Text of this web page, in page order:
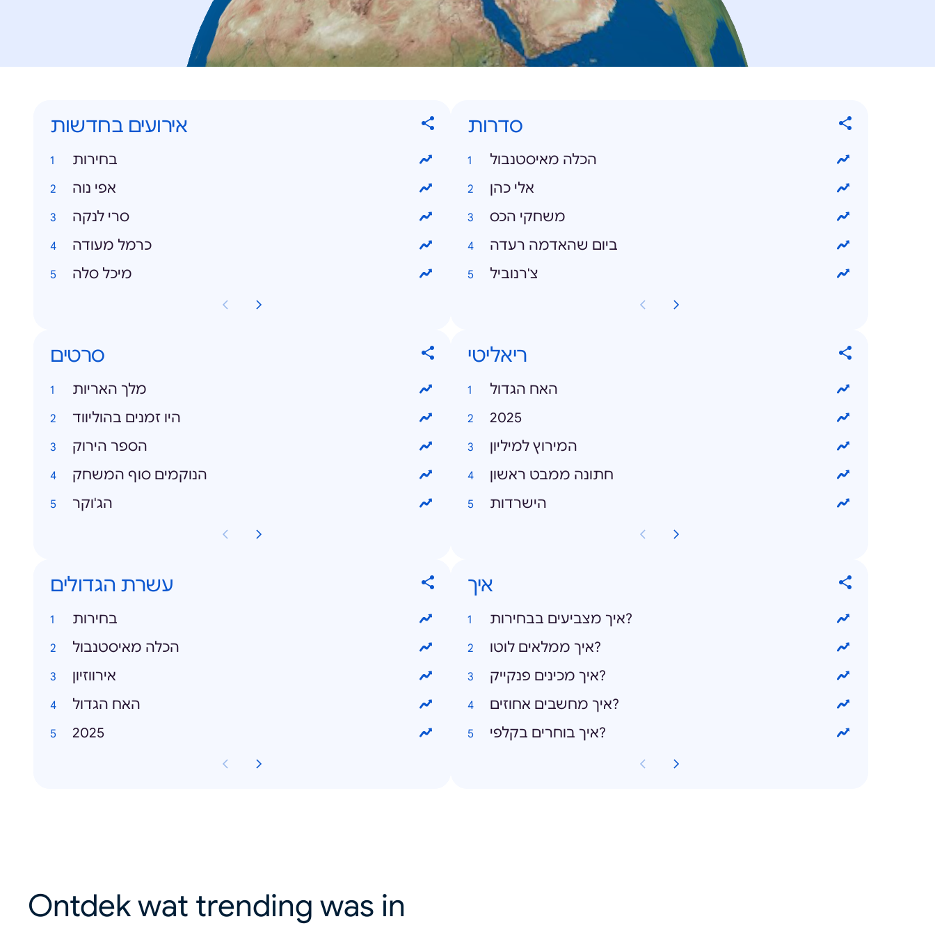
אירועים בחדשות
בחירות
אפי נוה
סרי לנקה
כרמל מעודה
מיכל סלה
סדרות
הכלה מאיסטנבול
אלי כהן
משחקי הכס
ביום שהאדמה רעדה
צ'רנוביל
סרטים
מלך האריות
היו זמנים בהוליווד
הספר הירוק
הנוקמים סוף המשחק
הג'וקר
ריאליטי
האח הגדול
2025
המירוץ למיליון
חתונה ממבט ראשון
הישרדות
עשרת הגדולים
בחירות
הכלה מאיסטנבול
אירווזיון
האח הגדול
2025
איך
איך מצביעים בבחירות?
איך ממלאים לוטו?
איך מכינים פנקייק?
איך מחשבים אחוזים?
איך בוחרים בקלפי?
Ontdek wat trending was in